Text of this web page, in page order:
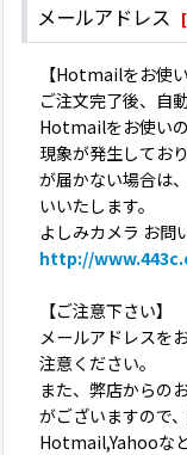
メールアドレス [
【Hotmailをお使
ご注文完了後、自
Hotmailをお使い
現象が発生してお
が届かない場合は
いいたします。
よしみカメラ お問
http://
【ご注意下さい】
メールアドレスを
注意ください。
また、弊店からの
がございますので
Hotmail,Yahooな